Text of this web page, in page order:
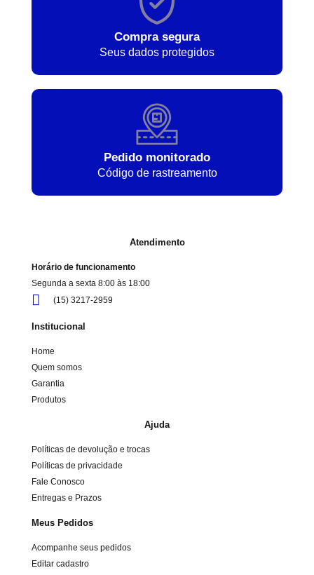
Compra segura
Seus dados protegidos
Pedido monitorado
Código de rastreamento
Atendimento
Horário de funcionamento
Segunda a sexta 8:00 às 18:00
(15) 3217-2959
Institucional
Home
Quem somos
Garantia
Produtos
Ajuda
Políticas de devolução e trocas
Políticas de privacidade
Fale Conosco
Entregas e Prazos
Meus Pedidos
Acompanhe seus pedidos
Editar cadastro